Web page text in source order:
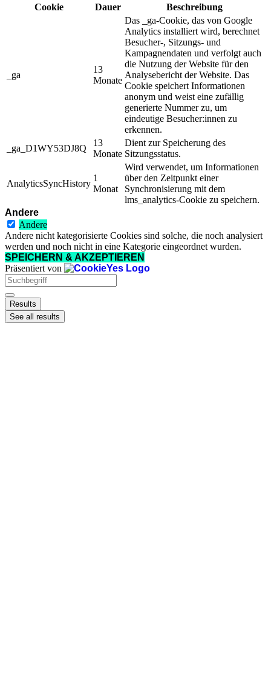
Cookie
Dauer Beschreibung
_ga
13
Monate
Das _ga-Cookie, das von Google
Analytics installiert wird, berechnet
Besucher-, Sitzungs- und
Kampagnendaten und verfolgt auch
die Nutzung der Website für den
Analysebericht der Website. Das
Cookie speichert Informationen
anonym und weist eine zufällig
generierte Nummer zu, um
eindeutige Besucher:innen zu
erkennen.
_ga_D1WY53DJ8Q
13
Monate
Dient zur Speicherung des
Sitzungsstatus.
AnalyticsSyncHistory
1
Monat
Wird verwendet, um Informationen
über den Zeitpunkt einer
Synchronisierung mit dem
lms_analytics-Cookie zu speichern.
Andere
Andere
Andere nicht kategorisierte Cookies sind solche, die noch analysiert
werden und noch nicht in eine Kategorie eingeordnet wurden.
SPEICHERN & AKZEPTIEREN
Präsentiert von
Search
...
Results
See all results